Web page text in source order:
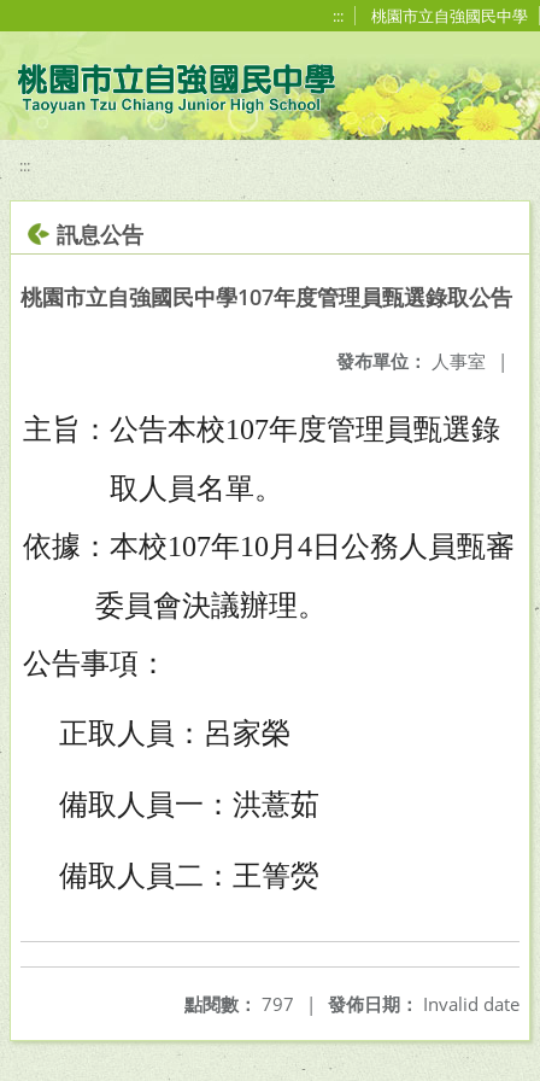
::: 桃園市立自強國民中學
:::
訊息公告
桃園市立自強國民中學107年度管理員甄選錄取公告
發布單位： 人事室 |
主旨：公告本校107年度管理員甄選錄
取人員名單。
依據：本校107年10月4日公務人員甄審
委員會決議辦理。
公告事項：
正取人員：呂家榮
備取人員一：洪薏茹
備取人員二：王箐熒
發佈日期： Invalid date
點閱數： 797 |